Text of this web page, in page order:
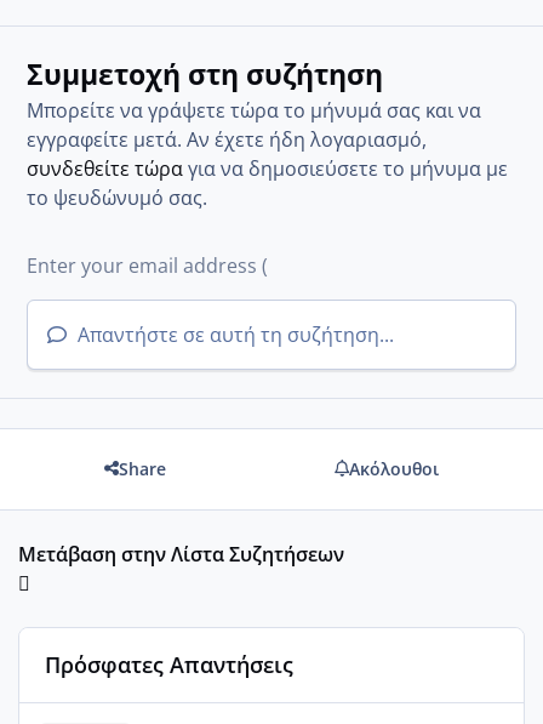
Συμμετοχή στη συζήτηση
Μπορείτε να γράψετε τώρα το μήνυμά σας και να
εγγραφείτε μετά. Αν έχετε ήδη λογαριασμό,
συνδεθείτε τώραγια να δημοσιεύσετε το μήνυμα με
το ψευδώνυμό σας.
Απαντήστε σε αυτή τη συζήτηση...
Share Ακόλουθοι
Μετάβαση στην Λίστα Συζητήσεων
Πρόσφατες Απαντήσεις